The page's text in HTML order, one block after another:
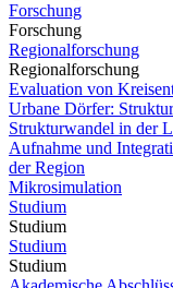
Forschung
Forschung
Regionalforschung
Regionalforschung
Evaluation von
Urbane Dörfer:
Strukturwandel in der
Aufnahme und
der Region
Mikrosimulation
Studium
Studium
Studium
Studium